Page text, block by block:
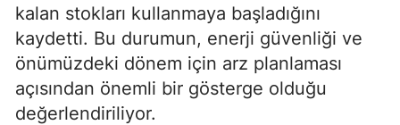
kalan stokları kullanmaya başladığını
kaydetti. Bu durumun, enerji güvenliği ve
önümüzdeki dönem için arz planlaması
açısından önemli bir gösterge olduğu
değerlendiriliyor.